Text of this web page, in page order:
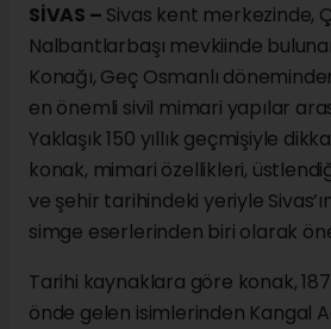
SİVAS – Sivas kent merkezinde,
Nalbantlarbaşı mevkiinde
Konağı, Geç Osmanlı
en önemli sivil mimari yapılar
Yaklaşık 150 yıllık geçmişiyle
konak, mimari özellikleri,
ve şehir tarihindeki yeriyle
simge eserlerinden biri olarak
Tarihi kaynaklara göre konak,
önde gelen isimlerinden Kangal